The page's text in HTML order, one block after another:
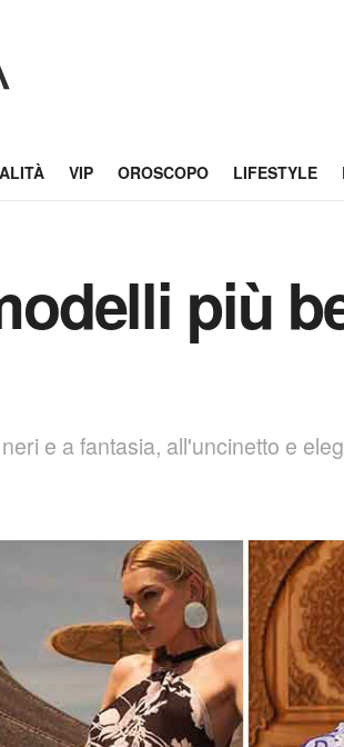
VIP OROSCOPO LIFESTYLE
più
e a fantasia, all'uncinetto e